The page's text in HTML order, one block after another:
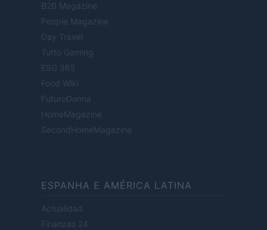
B2B Magazine
People Magazine
Day Travel
Tutto Gaming
ESG 365
Food Wiki
FuturoDonna
HomeMagazine
SecondHomeMagazine
ESPANHA E AMÉRICA LATINA
Actualidad
Finanzas 24